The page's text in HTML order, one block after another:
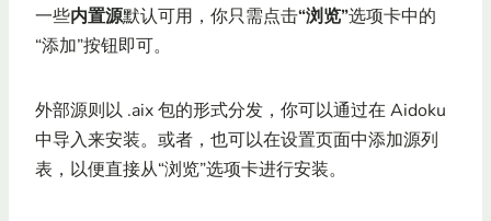
一些内置源默认可用，你只需点击“浏览”选项卡中的
“添加”按钮即可。
外部源则以 .aix 包的形式分发，你可以通过在 Aidoku
中导入来安装。或者，也可以在设置页面中添加源列
表，以便直接从“浏览”选项卡进行安装。